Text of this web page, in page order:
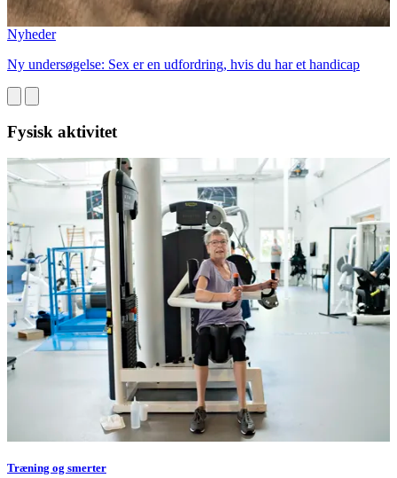
Nyheder
Ny undersøgelse: Sex er en udfordring, hvis du har et handicap
Fysisk aktivitet
Træning og smerter